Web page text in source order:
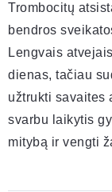
Trombocitų
bendros
Lengvais
dienas, tačiau
užtrukti savaites
svarbu laikytis
mitybą ir vengti